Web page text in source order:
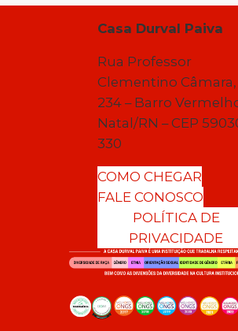
Casa Durval Paiva
Rua Professor
Clementino Câmara,
234 – Barro
Natal/RN – CEP
330
COMO CHEGAR
FALE CONOSCO
POLÍTICA DE
PRIVACIDADE